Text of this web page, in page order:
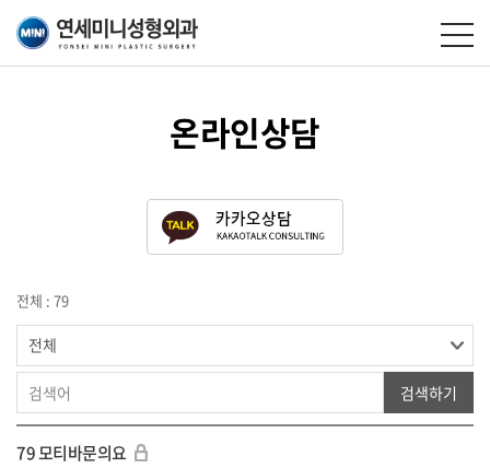
온라인상담
전체 : 79
검색하기
79모티바문의요